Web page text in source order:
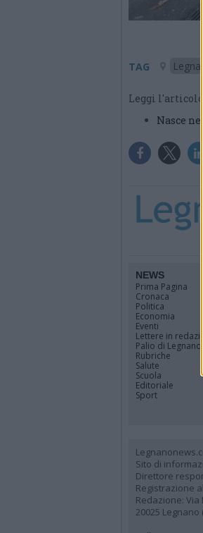
TAG
Leggi l'articolo:
Nasce
NEWS
Prima Pagina
Cronaca
Politica
Economia
Eventi
Lettere in
Palio di Legnano
Rubriche
Salute
Scuola
Editoriale
Sport
Sito di
Direttore
Registrazione
Redazione:
20025 Legnano